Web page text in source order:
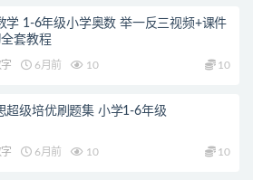
学 1-6年级小学奥数 举一反三视频+课件
套教程
6月前 10 10
超级培优刷题集 小学1-6年级
6月前 10 10